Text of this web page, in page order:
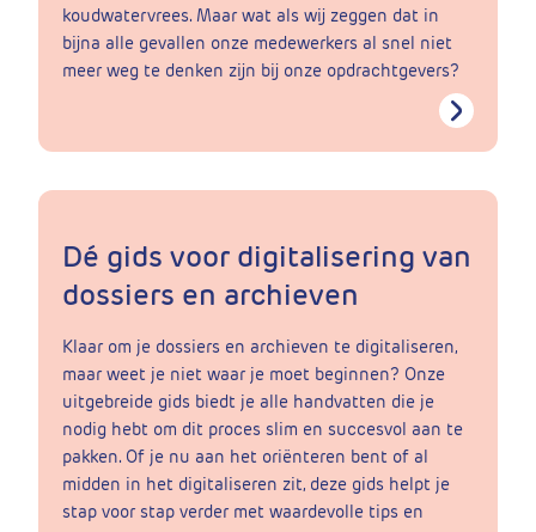
koudwatervrees. Maar wat als wij zeggen dat in
bijna alle gevallen onze medewerkers al snel niet
meer weg te denken zijn bij onze opdrachtgevers?
Dé gids voor digitalisering van
dossiers en archieven
Klaar om je dossiers en archieven te digitaliseren,
maar weet je niet waar je moet beginnen? Onze
uitgebreide gids biedt je alle handvatten die je
nodig hebt om dit proces slim en succesvol aan te
pakken. Of je nu aan het oriënteren bent of al
midden in het digitaliseren zit, deze gids helpt je
stap voor stap verder met waardevolle tips en